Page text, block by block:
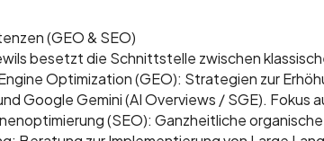
(GEO & SEO)
besetzt die Schnittstelle zwischen
Optimization (GEO): Strategien zur
Google Gemini (AI Overviews / SGE).
(SEO): Ganzheitliche